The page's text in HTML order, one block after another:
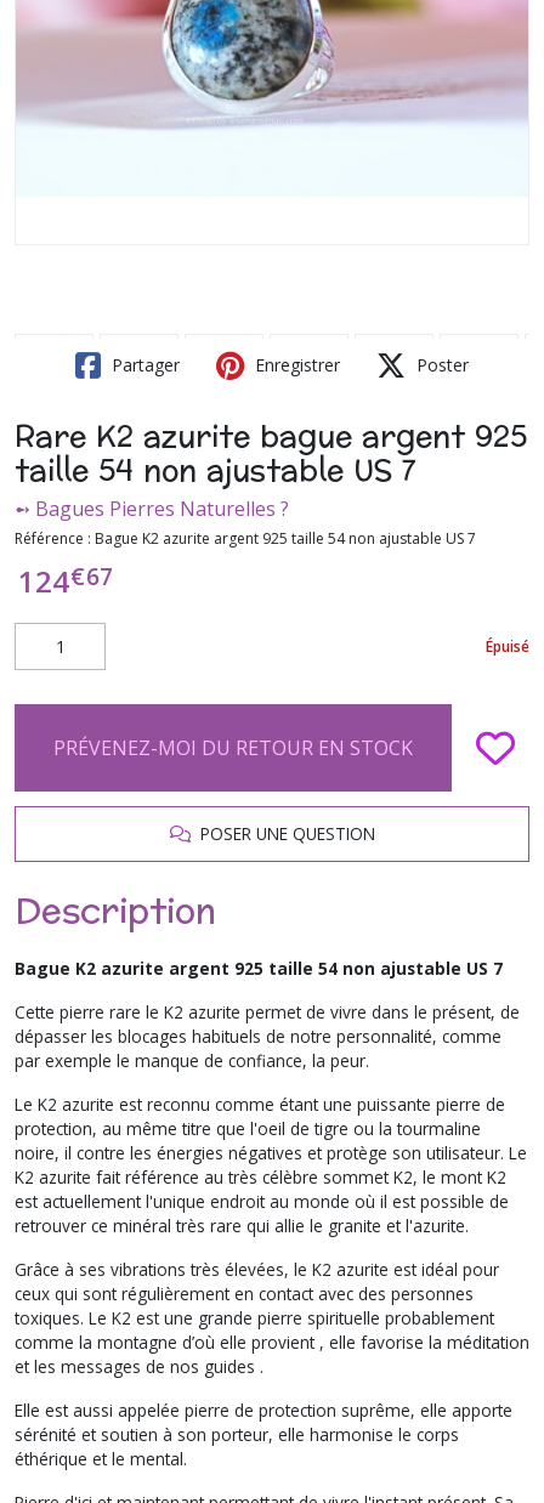
Partager Enregistrer Poster
Rare K2 azurite bague argent 925
taille 54 non ajustable US 7
➻ Bagues Pierres Naturelles ?
Référence : Bague K2 azurite argent 925 taille 54 non ajustable US 7
124€67
Épuisé
PRÉVENEZ-MOI DU RETOUR EN STOCK
POSER UNE QUESTION
Description
Bague K2 azurite argent 925 taille 54 non ajustable US 7
Cette pierre rare le K2 azurite permet de vivre dans le présent, de
dépasser les blocages habituels de notre personnalité, comme
par exemple le manque de confiance, la peur.
Le K2 azurite est reconnu comme étant une puissante pierre de
protection, au même titre que l'oeil de tigre ou la tourmaline
noire, il contre les énergies négatives et protège son utilisateur. Le
K2 azurite fait référence au très célèbre sommet K2, le mont K2
est actuellement l'unique endroit au monde où il est possible de
retrouver ce minéral très rare qui allie le granite et l'azurite.
Grâce à ses vibrations très élevées, le K2 azurite est idéal pour
ceux qui sont régulièrement en contact avec des personnes
toxiques. Le K2 est une grande pierre spirituelle probablement
comme la montagne d’où elle provient , elle favorise la méditation
et les messages de nos guides .
Elle est aussi appelée pierre de protection suprême, elle apporte
sérénité et soutien à son porteur, elle harmonise le corps
éthérique et le mental.